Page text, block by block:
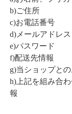
ログイン
お問い合わせ
b)ご住所
c)お電話番号
d)メールアドレス
e)パスワード
f)配送先情報
g)当ショップと
h)上記を組み合
報